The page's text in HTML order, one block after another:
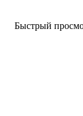
Быстрый